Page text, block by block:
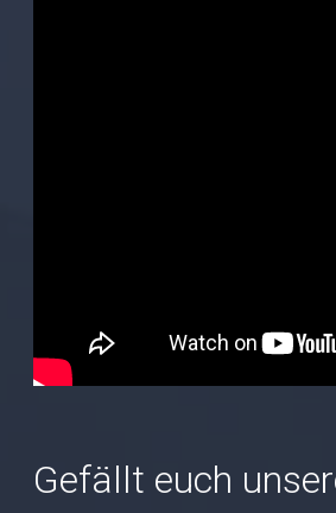
Gefällt euch